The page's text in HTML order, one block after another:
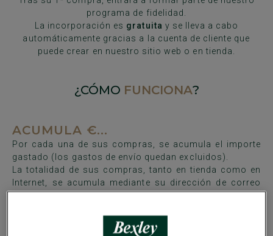
programa de fidelidad.
La incorporación es gratuita y se lleva a cabo
automáticamente gracias a la cuenta de cliente que
puede crear en nuestro sitio web o en tienda.
¿CÓMO FUNCIONA?
ACUMULA €...
Por cada una de sus compras, se acumula el importe
gastado (los gastos de envío quedan excluidos).
La totalidad de sus compras, tanto en tienda como en
Internet, se acumula mediante su dirección de correo
electrónico.
en cuenta para calcular su saldo de fidelidad.